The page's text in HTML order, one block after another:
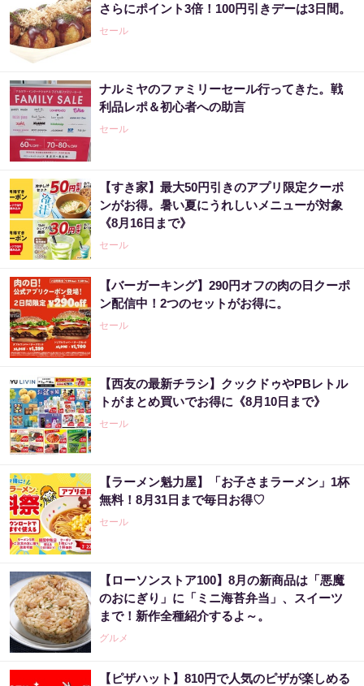
さらにポイント3倍！100円引きデーは3日間。
セール
ナルミヤのファミリーセール行ってきた。戦
利品レポ＆初心者への助言
セール
【すき家】最大50円引きのアプリ限定クーポ
ンがお得。暑い夏にうれしいメニューが対象
《8月16日まで》
セール
【バーガーキング】290円オフの肉の日クーポ
ン配信中！2つのセットがお得に。
セール
【西友の最新チラシ】クックドゥやPBレトル
トがまとめ買いでお得に《8月10日まで》
セール
【ラーメン魁力屋】「お子さまラーメン」1杯
無料！8月31日まで毎日お得♡
セール
【ローソンストア100】8月の新商品は「悪魔
のおにぎり」に「ミニ海苔弁当」、スイーツ
まで！新作全種紹介するよ～。
グルメ
【ピザハット】810円で人気のピザが楽しめる